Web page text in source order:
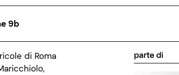
9b
di Roma
,
parte di